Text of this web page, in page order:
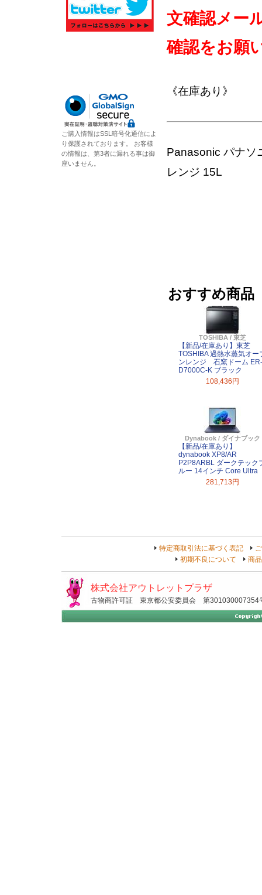
文確認メー
確認をお願
《在庫あり》
Panasonic パナソ
レンジ 15L
おすすめ商品
TOSHIBA / 東芝
【新品/在庫あり】東芝
TOSHIBA 過熱水蒸気オー
ンレンジ 石窯ドーム ER-
D7000C-K ブラック
108,436円
Dynabook / ダイナブック
【新品/在庫あり】
dynabook XP8/AR
P2P8ARBL ダークテック
ルー 14インチ Core Ultra
281,713円
ご購入情報はSSL暗号化通信によ
り保護されております。 お客様
の情報は、第3者に漏れる事は御
座いません。
特定商取引法に基づく表記
初期不良について
商
株式会社アウトレットプラザ
古物商許可証 東京都公安委員会 第301030007354